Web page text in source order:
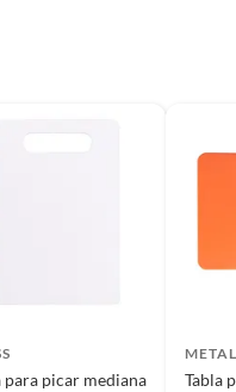
garantizada.
recibamos el producto.
para picar mediana
Tabla